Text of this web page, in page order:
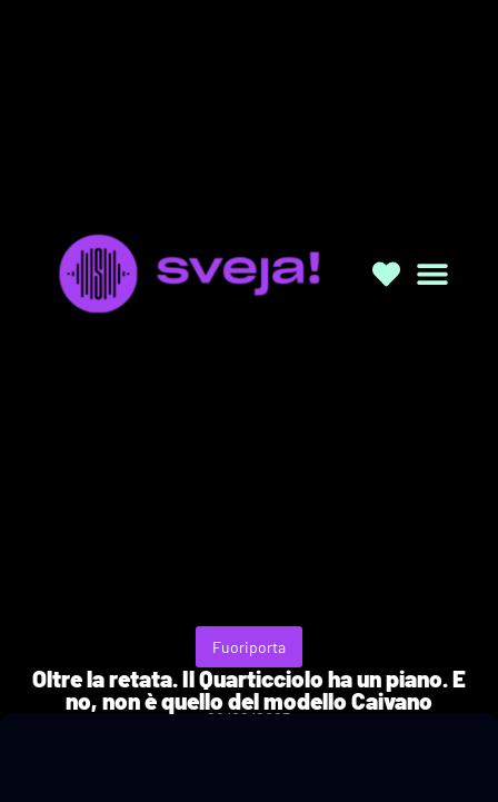
Fuoriporta
Oltre la retata. Il Quarticciolo ha un piano. E
no, non è quello del modello Caivano
28/02/2025